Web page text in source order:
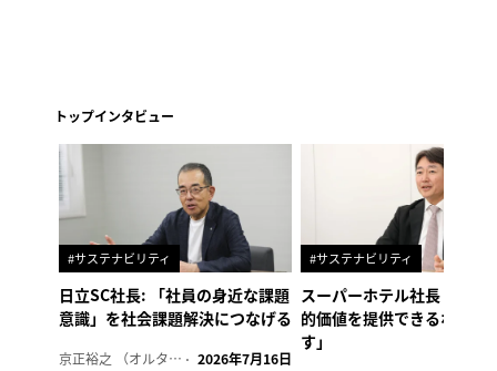
トップインタビュー
#サステナビリティ
日立SC社長: 「社員の身近な課題
意識」を社会課題解決につなげる
京正裕之 （オルタナ副編集長） 2026年7月16日
#サステナビリティ
スーパーホテル社長「地域
的価値を提供できるホテル
す」